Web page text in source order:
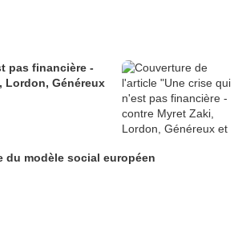
pas financière -
Lordon, Généreux
du modèle social européen